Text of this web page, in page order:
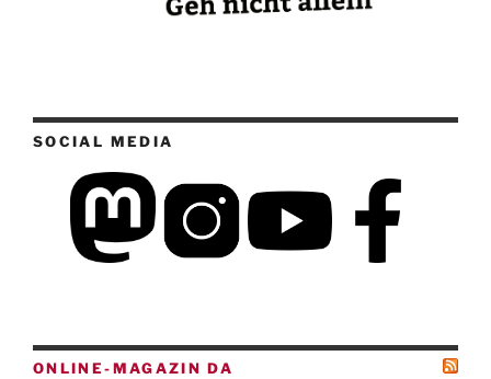
SOCIAL MEDIA
ONLINE-MAGAZIN DA